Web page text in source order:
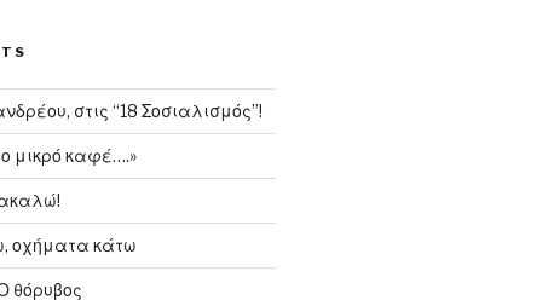
στις “18 Σοσιαλισμός”!
μικρό καφέ….»
οχήματα κάτω
θόρυβος